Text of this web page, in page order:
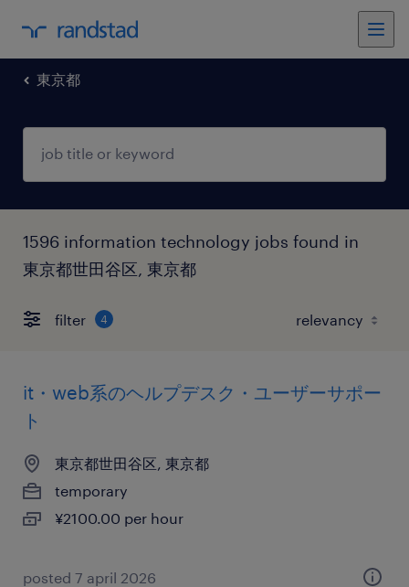
東京都
1596 information technology jobs found in
東京都世田谷区, 東京都
filter 4
it・web系のヘルプデスク・ユーザーサポー
ト
東京都世田谷区, 東京都
temporary
¥2100.00 per hour
posted 7 april 2026